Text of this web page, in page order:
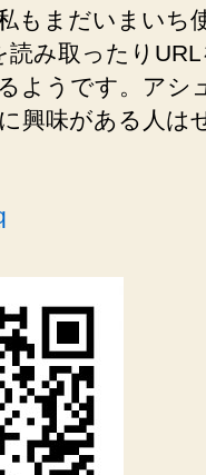
もまだいまいち
み取ったりURL
ようです。アシ
興味がある人は